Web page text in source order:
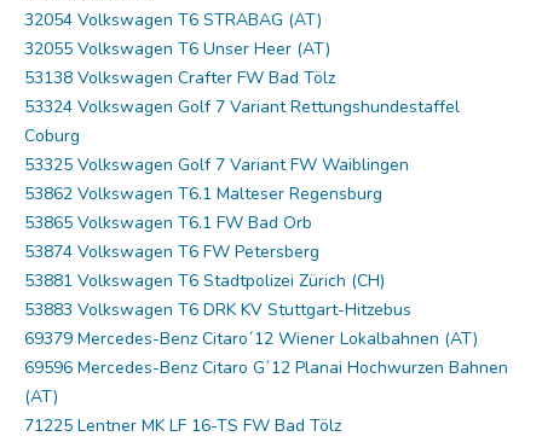
32054 Volkswagen T6 STRABAG (AT)
32055 Volkswagen T6 Unser Heer (AT)
53138 Volkswagen Crafter FW Bad Tölz
53324 Volkswagen Golf 7 Variant Rettungshundestaffel
Coburg
53325 Volkswagen Golf 7 Variant FW Waiblingen
53862 Volkswagen T6.1 Malteser Regensburg
53865 Volkswagen T6.1 FW Bad Orb
53874 Volkswagen T6 FW Petersberg
53881 Volkswagen T6 Stadtpolizei Zürich (CH)
53883 Volkswagen T6 DRK KV Stuttgart-Hitzebus
69379 Mercedes-Benz Citaro´12 Wiener Lokalbahnen (AT)
69596 Mercedes-Benz Citaro G´12 Planai Hochwurzen Bahnen
(AT)
71225 Lentner MK LF 16-TS FW Bad Tölz